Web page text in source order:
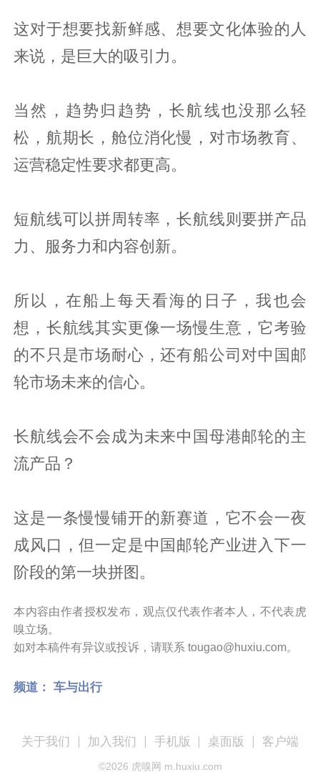
这对于想要找新鲜感、想要文化体验的人
来说，是巨大的吸引力。
当然，趋势归趋势，长航线也没那么轻
松，航期长，舱位消化慢，对市场教育、
运营稳定性要求都更高。
短航线可以拼周转率，长航线则要拼产品
力、服务力和内容创新。
所以，在船上每天看海的日子，我也会
想，长航线其实更像一场慢生意，它考验
的不只是市场耐心，还有船公司对中国邮
轮市场未来的信心。
长航线会不会成为未来中国母港邮轮的主
流产品？
这是一条慢慢铺开的新赛道，它不会一夜
成风口，但一定是中国邮轮产业进入下一
阶段的第一块拼图。
本内容由作者授权发布，观点仅代表作者本人，不代表虎
嗅立场。
如对本稿件有异议或投诉，请联系 tougao@huxiu.com。
频道： 车与出行
关于我们 加入我们 手机版 桌面版 客户端
©2026 虎嗅网 m.huxiu.com